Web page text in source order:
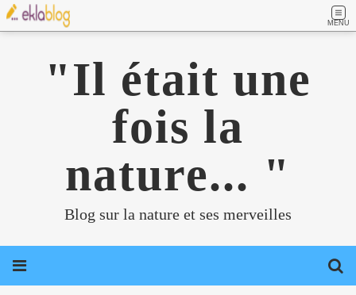
MENU
"Il était une
fois la
nature... "
Blog sur la nature et ses merveilles